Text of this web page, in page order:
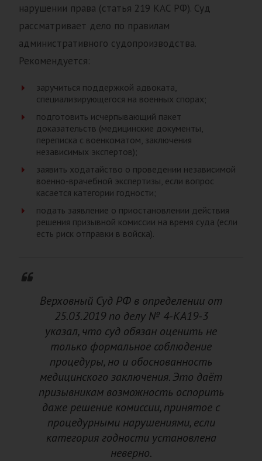
нарушении права (статья 219 КАС РФ). Суд
рассматривает дело по правилам
административного судопроизводства.
Рекомендуется:
заручиться поддержкой адвоката,
специализирующегося на военных спорах;
подготовить исчерпывающий пакет
доказательств (медицинские документы,
переписка с военкоматом, заключения
независимых экспертов);
заявить ходатайство о проведении независимой
военно-врачебной экспертизы, если вопрос
касается категории годности;
подать заявление о приостановлении действия
решения призывной комиссии на время суда (если
есть риск отправки в войска).
Верховный Суд РФ в определении от
25.03.2019 по делу № 4-КА19-3
указал, что суд обязан оценить не
только формальное соблюдение
процедуры, но и обоснованность
медицинского заключения. Это даёт
призывникам возможность оспорить
даже решение комиссии, принятое с
процедурными нарушениями, если
категория годности установлена
неверно.